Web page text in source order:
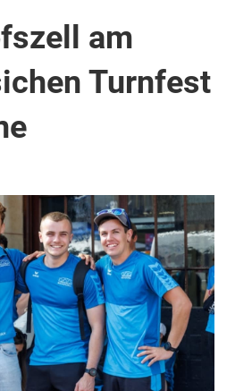
am
Turnfest